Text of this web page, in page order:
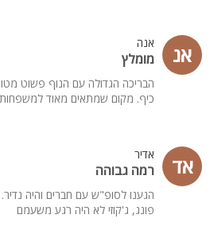
אנ אנה
מומלץ
הבריכה הגדולה עם הנוף פשוט
כיף. מקום שמתאים מאוד
אד אדיר
רמה גבוהה
הגענו לסופ"ש עם חברים והיה
פונג, ג'קוזי לא היה רגע משעמם